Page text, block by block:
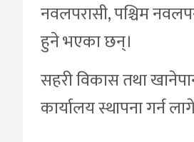
नवलपरासी, पश्चिम
हुने भएका छन्।
सहरी विकास तथा
कार्यालय स्थापना गर्न